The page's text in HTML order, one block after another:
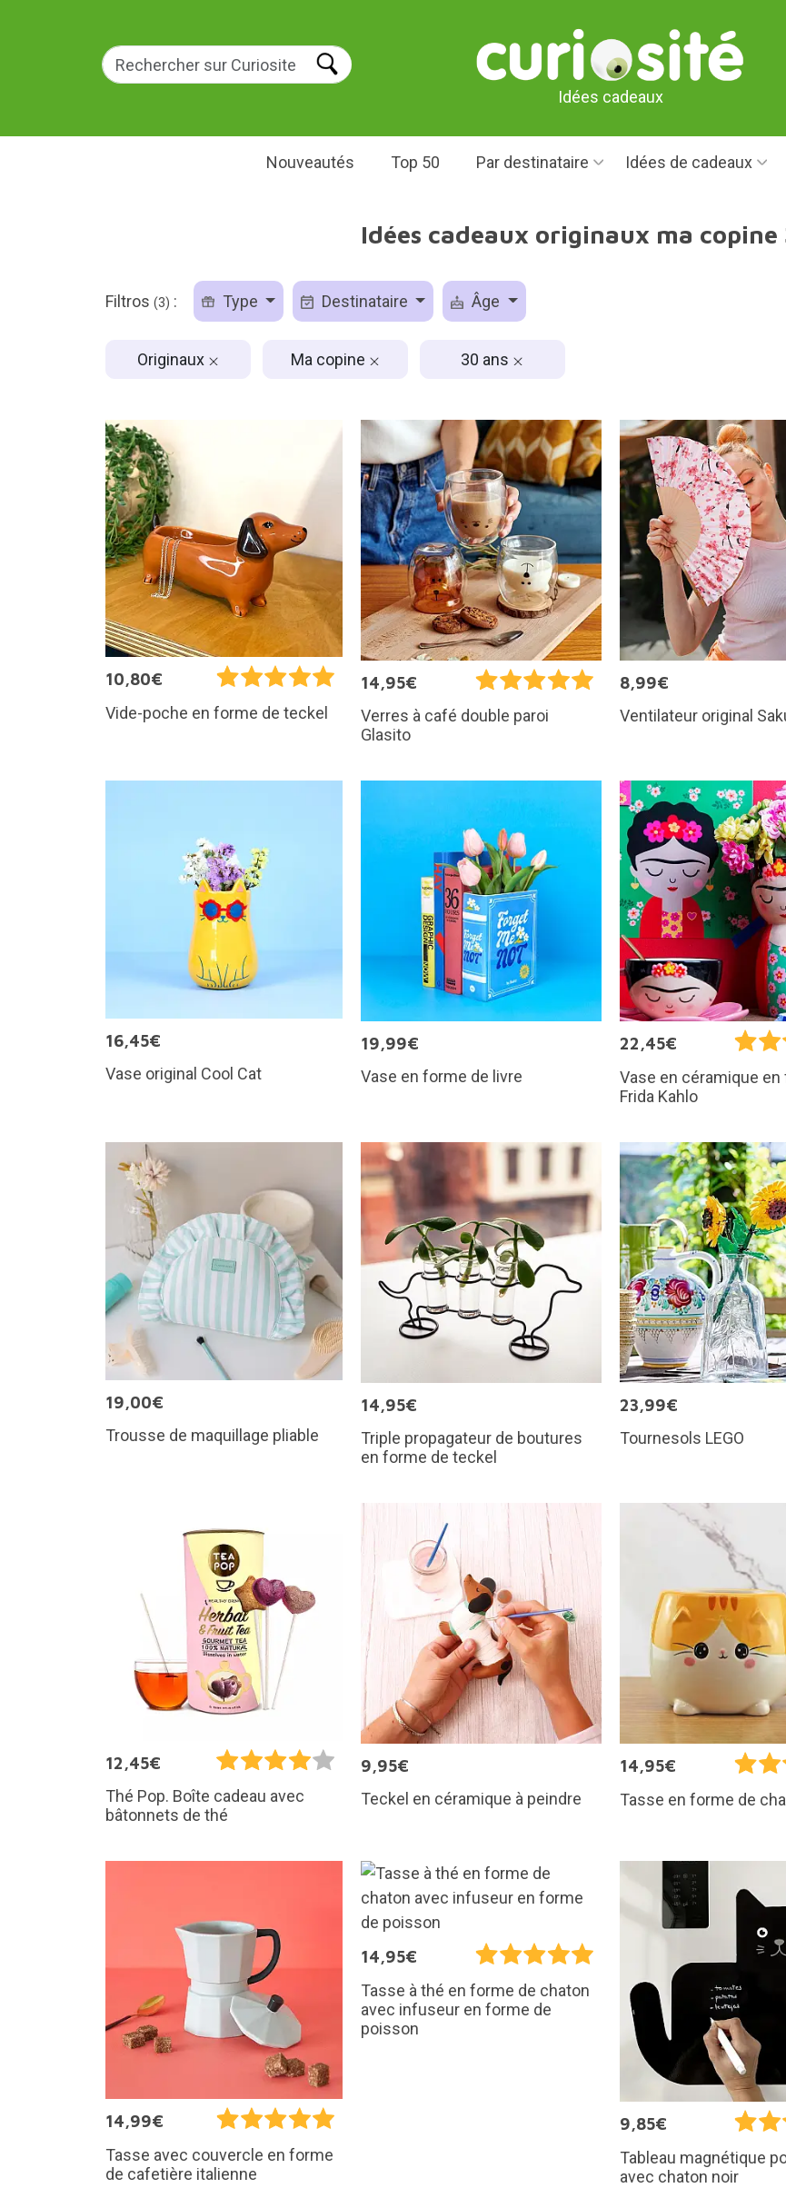
Idées cadeaux
Nouveautés Top 50 Par destinataire Idées de cadeaux
Idées cadeaux originaux ma copine
Filtros (3) : Type Destinataire Âge
Originaux Ma copine 30 ans
10,80€
Vide-poche en forme de teckel
14,95€
Verres à café double paroi
Glasito
8,99€
Ventilateur original
16,45€
Vase original Cool Cat
19,99€
Vase en forme de livre
22,45€
Vase en céramique en
Frida Kahlo
19,00€
Trousse de maquillage pliable
14,95€
Triple propagateur de boutures
en forme de teckel
23,99€
Tournesols LEGO
12,45€
Thé Pop. Boîte cadeau avec
bâtonnets de thé
9,95€
Teckel en céramique à peindre
14,95€
Tasse en forme de
14,99€
Tasse avec couvercle en forme
de cafetière italienne
14,95€
Tasse à thé en forme de chaton
avec infuseur en forme de
poisson
9,85€
Tableau magnétique
avec chaton noir